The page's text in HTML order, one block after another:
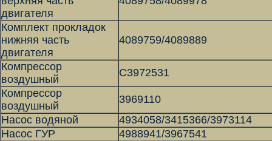
двигателя
Комплект прокладок
нижняя часть
двигателя
4089759/4089889
Компрессор
воздушный
С3972531
Компрессор
воздушный
3969110
Насос водяной
4934058/3415366/3973114
Насос ГУР
4988941/3967541